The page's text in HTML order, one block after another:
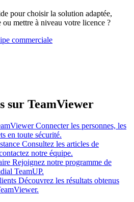
pour choisir la solution adaptée,
ou mettre à niveau votre licence ?
commerciale
sur TeamViewer
Connecter les personnes, les
en toute sécurité.
Consultez les articles de
notre équipe.
Rejoignez notre programme de
TeamUP.
Découvrez les résultats obtenus